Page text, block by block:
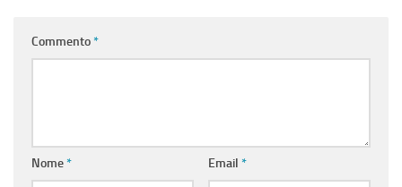
Commento*
Nome* Email *